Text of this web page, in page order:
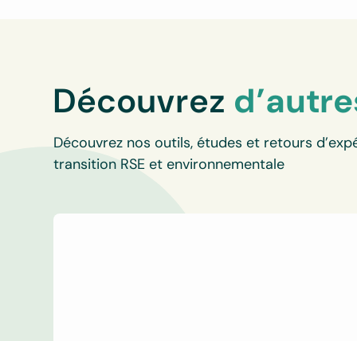
Découvrez
Découvrez nos outils, études et retours
transition RSE et environnementale